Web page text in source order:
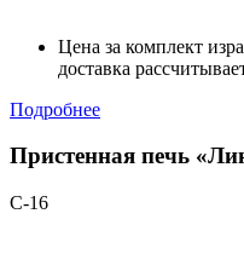
Цена за комплект
доставка
Подробнее
Пристенная печь
С-16